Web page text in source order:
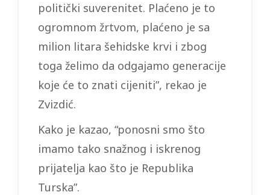
politički suverenitet. Plaćeno je to
ogromnom žrtvom, plaćeno je sa
milion litara šehidske krvi i zbog
toga želimo da odgajamo generacije
koje će to znati cijeniti”, rekao je
Zvizdić.
Kako je kazao, “ponosni smo što
imamo tako snažnog i iskrenog
prijatelja kao što je Republika
Turska”.